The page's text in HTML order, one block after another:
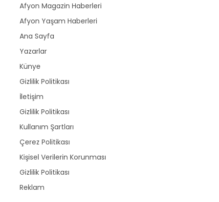
Afyon Magazin Haberleri
Afyon Yaşam Haberleri
Ana Sayfa
Yazarlar
Künye
Gizlilik Politikası
İletişim
Gizlilik Politikası
Kullanım Şartları
Çerez Politikası
Kişisel Verilerin Korunması
Gizlilik Politikası
Reklam